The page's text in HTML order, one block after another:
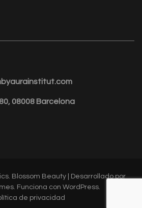
08008 Barcelona
Blossom Beauty | Desarrollado por
. Funciona con WordPress.
de privacidad